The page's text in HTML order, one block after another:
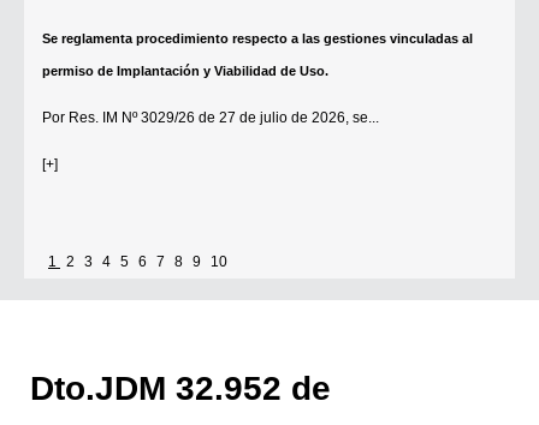
Se reglamenta procedimiento respecto a las gestiones vinculadas al
permiso de Implantación y Viabilidad de Uso.
Por Res. IM Nº 3029/26 de 27 de julio de 2026, se...
[+]
1 2 3 4 5 6 7 8 9 10
Dto.JDM 32.952 de